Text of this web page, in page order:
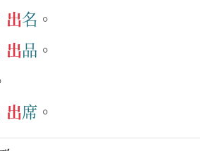
出名 。
出品 。
出席 。